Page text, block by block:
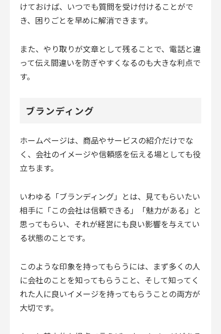
けておけば、いつでも質問を受け付けることがで
き、困りごとを早めに解消できます。
また、やり取りが文章として残ることで、電話と違
って伝え間違いを防ぎやすくなるのも大きな利点で
す。
ブランディング
ホームページは、商品やサービスの紹介だけでな
く、会社のイメージや信頼感を伝える場としても役
立ちます。
いわゆる「ブランディング」とは、見てもらいたい
相手に「この会社は信頼できる」「魅力がある」と
思ってもらい、それが経営にも良い影響を与えてい
る状態のことです。
このような印象を持ってもらうには、まず多くの人
に会社のことを知ってもらうこと、そして知ってく
れた人に良いイメージを持ってもらうことの両方が
大切です。